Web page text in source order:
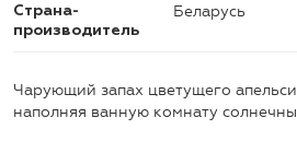
Страна-
производитель
Беларусь
Чарующий запах цветущего
наполняя ванную комнату